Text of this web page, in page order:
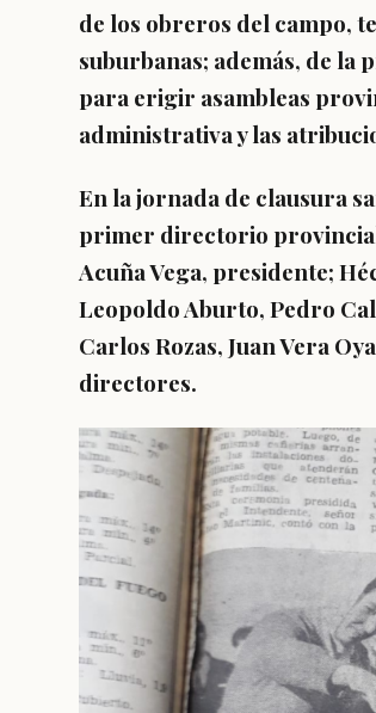
de los obreros del campo,
suburbanas; además, de la
para erigir asambleas
administrativa y las
En la jornada de clausura
primer directorio
Acuña Vega, presidente;
Leopoldo Aburto, Pedro
Carlos Rozas, Juan Vera
directores.